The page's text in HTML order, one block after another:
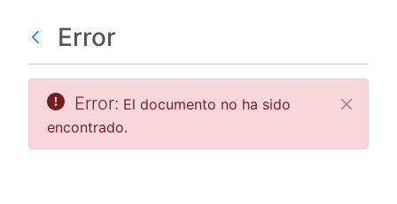
Error
Cerrar
Error: El documento no ha sido
encontrado.